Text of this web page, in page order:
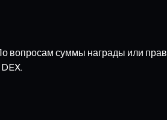
вопросам суммы награды или